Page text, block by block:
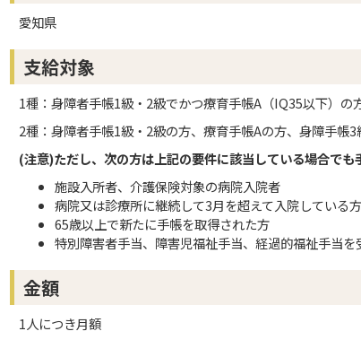
愛知県
支給対象
1種：身障者手帳1級・2級でかつ療育手帳A（IQ35以下）の
2種：身障者手帳1級・2級の方、療育手帳Aの方、身障手帳
(注意)ただし、次の方は上記の要件に該当している場合でも
施設入所者、介護保険対象の病院入院者
病院又は診療所に継続して3月を超えて入院している方
65歳以上で新たに手帳を取得された方
特別障害者手当、障害児福祉手当、経過的福祉手当を
金額
1人につき月額